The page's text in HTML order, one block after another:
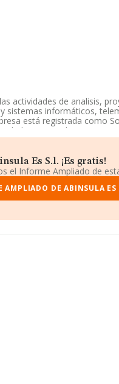
actividades de analisis,
sistemas informáticos,
está registrada como
en mercados exteriores.
se encuentra en Plaza
los datos de hasta 23.195
Como información
Es S.l. ¡Es gratis!
el Informe Ampliado de
AMPLIADO DE ABINSULA ES